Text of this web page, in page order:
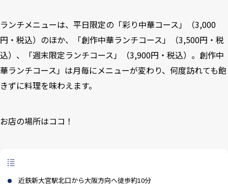
ランチメニューは、平日限定の「彩り中華コース」（3,000
円・税込）のほか、「創作中華ランチコース」（3,500円・税
込）、「週末限定ランチコース」（3,900円・税込）。創作中
華ランチコース」は月毎にメニューが変わり、何度訪れても飽
きずに料理を味わえます。
お店の場所はココ！
近鉄新大宮駅北口から大阪方向へ徒歩約10分